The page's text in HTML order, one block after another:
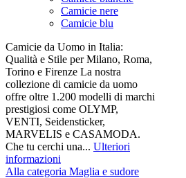
Camicie nere
Camicie blu
Camicie da Uomo in Italia:
Qualità e Stile per Milano, Roma,
Torino e Firenze La nostra
collezione di camicie da uomo
offre oltre 1.200 modelli di marchi
prestigiosi come OLYMP,
VENTI, Seidensticker,
MARVELIS e CASAMODA.
Che tu cerchi una... Ulteriori
informazioni
Alla categoria Maglia e sudore